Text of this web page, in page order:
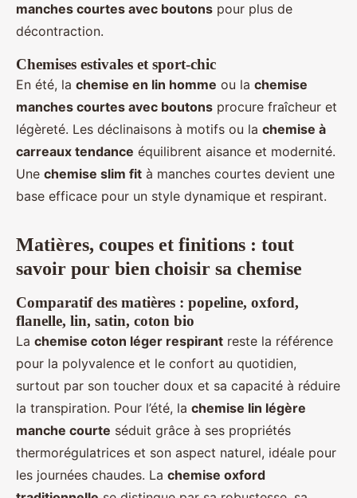
manches courtes avec boutons pour plus de
décontraction.
Chemises estivales et sport-chic
En été, la chemise en lin homme ou la chemise
manches courtes avec boutons procure fraîcheur et
légèreté. Les déclinaisons à motifs ou la chemise à
carreaux tendance équilibrent aisance et modernité.
Une chemise slim fit à manches courtes devient une
base efficace pour un style dynamique et respirant.
Matières, coupes et finitions : tout
savoir pour bien choisir sa chemise
Comparatif des matières : popeline, oxford,
flanelle, lin, satin, coton bio
La chemise coton léger respirant reste la référence
pour la polyvalence et le confort au quotidien,
surtout par son toucher doux et sa capacité à réduire
la transpiration. Pour l’été, la chemise lin légère
manche courte séduit grâce à ses propriétés
thermorégulatrices et son aspect naturel, idéale pour
les journées chaudes. La chemise oxford